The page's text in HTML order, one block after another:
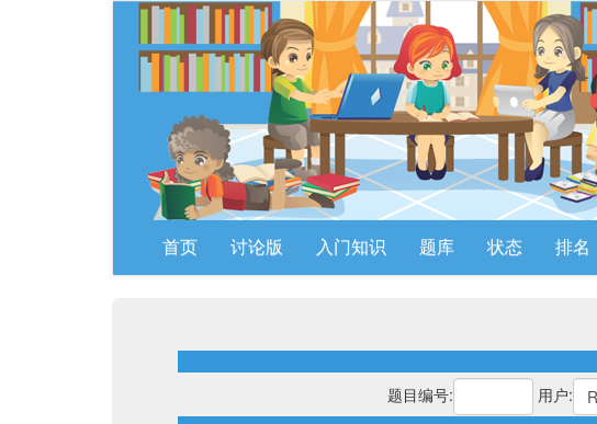
首页 讨论版 入门知识 题库 状态 排名
题目编号:
用户: